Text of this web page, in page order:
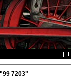
7203"